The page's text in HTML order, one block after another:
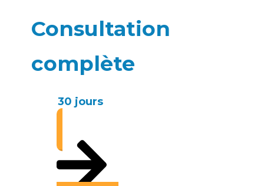
Consultation
complète
30 jours